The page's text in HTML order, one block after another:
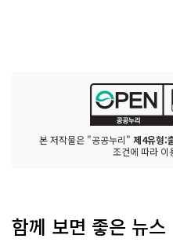
본 저작물은 "공공누리" 제4유형:
조건에 따라 이
함께 보면 좋은 뉴스